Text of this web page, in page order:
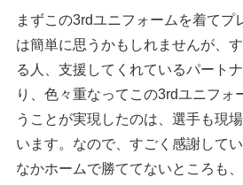
まずこの3rdユニフォームを着てプ
は簡単に思うかもしれませんが、
る人、支援してくれているパート
り、色々重なってこの3rdユニフォ
うことが実現したのは、選手も現
います。なので、すごく感謝して
なかホームで勝ててないところも